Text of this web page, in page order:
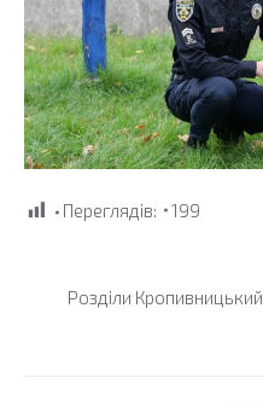
Переглядів: 199
Розділи Кропивницький